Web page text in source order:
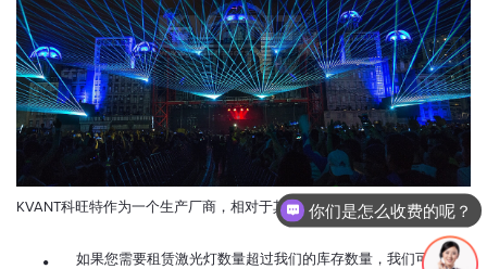
KVANT科旺特作为一个生产厂商，相对于其它租赁公司我们更有优势:
如果您需要租赁激光灯数量超过我们的库存数量，我们可以生
你们是怎么收费的呢？